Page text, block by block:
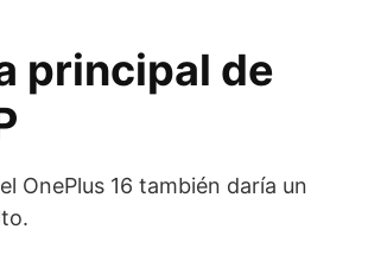
principal de
OnePlus 16 también daría un